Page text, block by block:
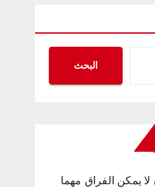
البحث
لا يمكن الفراق مهما